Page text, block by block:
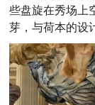
些盘旋在秀场上
芽，与荷本的设